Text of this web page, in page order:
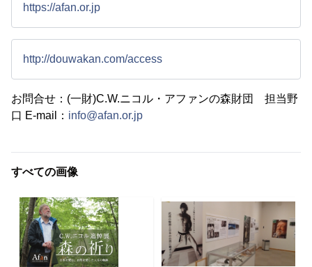
https://afan.or.jp
http://douwakan.com/access
お問合せ：(一財)C.W.ニコル・アファンの森財団 担当野
口 E-mail： info@afan.or.jp
すべての画像